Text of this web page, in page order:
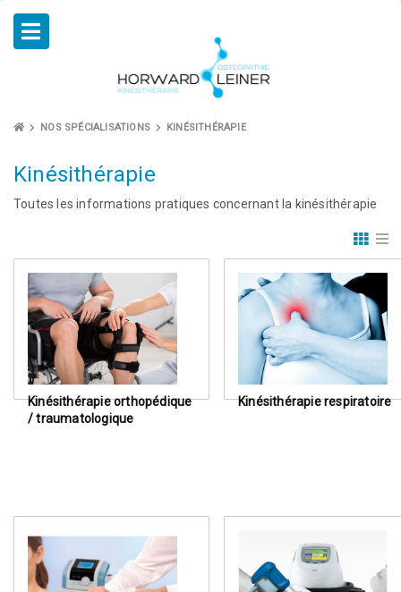
NOS SPÉCIALISATIONS KINÉSITHÉRAPIE
Kinésithérapie
Toutes les informations pratiques concernant la kinésithérapie
Kinésithérapie orthopédique
/ traumatologique
Kinésithérapie respiratoire